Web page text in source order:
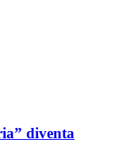
diventa